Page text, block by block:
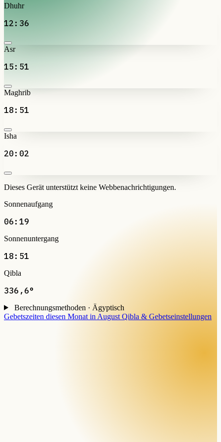
Dhuhr
12:36
Asr
15:51
Maghrib
18:51
Isha
20:02
Dieses Gerät unterstützt keine Webbenachrichtigungen.
Sonnenaufgang
06:19
Sonnenuntergang
18:51
Qibla
336,6°
Berechnungsmethoden · Ägyptisch
Gebetszeiten diesen Monat in August Qibla & Gebetseinstellungen